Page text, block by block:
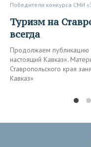
Победители конкурса СМИ «Это
Туризм на Ставрополье: рады гостям
всегда
Продолжаем публикацию
настоящий Кавказ».
Ставропольского края
Кавказ»